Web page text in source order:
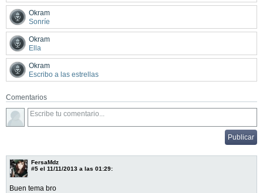
Okram
Sonríe
Okram
Ella
Okram
Escribo a las estrellas
Comentarios
FersaMdz
#5 el 11/11/2013 a las 01:29:
Buen tema bro